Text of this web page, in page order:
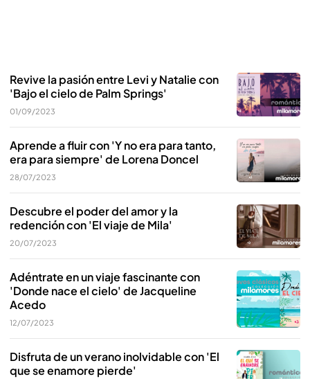
Revive la pasión entre Levi y Natalie con
'Bajo el cielo de Palm Springs'
01/09/2023
Aprende a fluir con 'Y no era para tanto,
era para siempre' de Lorena Doncel
28/07/2023
Descubre el poder del amor y la
redención con 'El viaje de Mila'
20/07/2023
Adéntrate en un viaje fascinante con
'Donde nace el cielo' de Jacqueline
Acedo
12/07/2023
Disfruta de un verano inolvidable con 'El
que se enamore pierde'